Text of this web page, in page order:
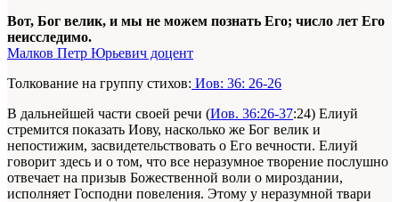
Вот, Бог велик, и мы не можем познать Его; число лет Его
неисследимо.
Малков Петр Юрьевич доцент
Толкование на группу стихов: Иов: 36: 26-26
В дальнейшей части своей речи (Иов. 36:26-37:24) Елиуй
стремится показать Иову, насколько же Бог велик и
непостижим, засвидетельствовать о Его вечности. Елиуй
говорит здесь и о том, что все неразумное творение послушно
отвечает на призыв Божественной воли о мироздании,
исполняет Господни повеления. Этому у неразумной твари